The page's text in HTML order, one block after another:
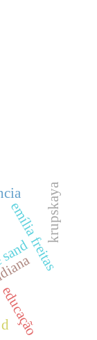
emília freitas
educação
krupskaya